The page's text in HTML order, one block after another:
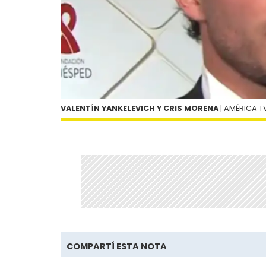
VALENTÍN YANKELEVICH Y CRIS MORENA | AMÉRICA
COMPARTÍ ESTA NOTA